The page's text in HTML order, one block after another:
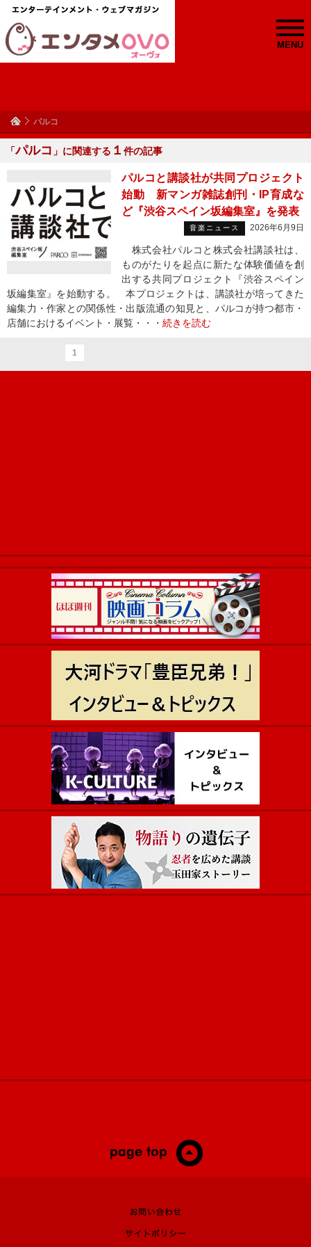
MENU
パルコ
「パルコ 」に関連する １ 件の記事
パルコと講談社が共同プロジェクト
始動 新マンガ雑誌創刊・IP育成な
ど『渋谷スペイン坂編集室』を発表
音楽ニュース 2026年6月9日
株式会社パルコと株式会社講談社は、
ものがたりを起点に新たな体験価値を創
出する共同プロジェクト『渋谷スペイン
坂編集室』を始動する。 本プロジェクトは、講談社が培ってきた
編集力・作家との関係性・出版流通の知見と、パルコが持つ都市・
店舗におけるイベント・展覧・・・ 続きを読む
1